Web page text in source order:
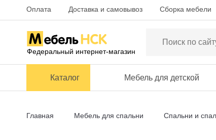
Оплата Доставка и самовывоз Сборка мебели
Федеральный интернет-магазин
Каталог Мебель для детской
Главная Мебель для спальни Спальни и